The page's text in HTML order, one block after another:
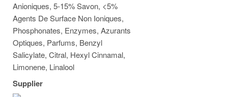
Anioniques, 5-15% Savon, <5%
Agents De Surface Non Ioniques,
Phosphonates, Enzymes, Azurants
Optiques, Parfums, Benzyl
Salicylate, Citral, Hexyl Cinnamal,
Limonene, Linalool
Supplier